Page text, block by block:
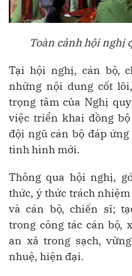
Toàn cảnh hội nghị
Tại hội nghị, cán bộ,
những nội dung cốt
trọng tâm của Nghị
việc triển khai đồng
đội ngũ cán bộ đáp
tình hình mới.
Thông qua hội nghị,
thức, ý thức trách
và cán bộ, chiến sĩ;
trong công tác cán bộ,
an xã trong sạch,
nhuệ, hiện đại.